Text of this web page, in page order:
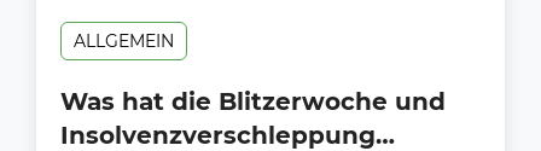
ALLGEMEIN
Was hat die Blitzerwoche und
Insolvenzverschleppung